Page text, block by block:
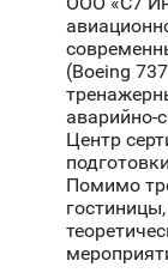
(Boeing
аварийно-
Центр
Помимо